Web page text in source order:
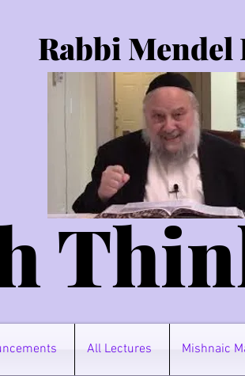
Rabbi Mendel
All Lectures Mishnaic